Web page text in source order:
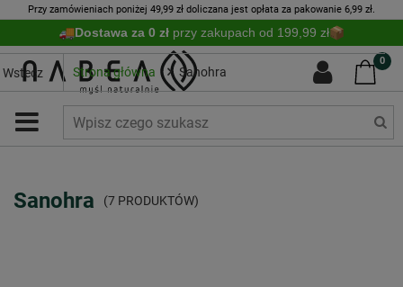
Przy zamówieniach poniżej 49,99 zł doliczana jest opłata za pakowanie 6,99 zł.
Dostawa za 0 zł przy zakupach od 199,99 zł
0
Wstecz Strona główna Sanohra
Sanohra (7 PRODUKTÓW)